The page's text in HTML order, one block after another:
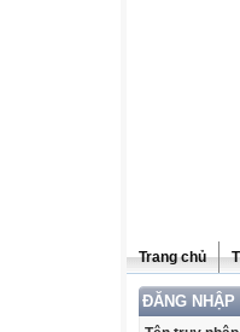
Trang chủ
ĐĂNG NHẬP